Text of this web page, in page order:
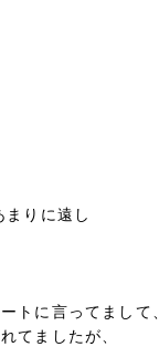
りに遠し
トに言ってまして
てましたが、